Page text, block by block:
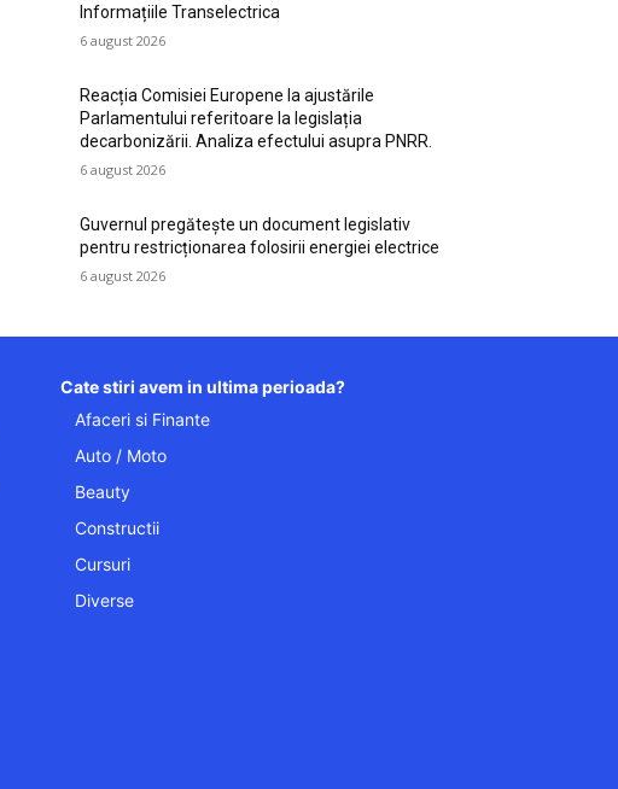
Informațiile Transelectrica
6 august 2026
Reacția Comisiei Europene la ajustările
Parlamentului referitoare la legislația
decarbonizării. Analiza efectului asupra PNRR.
6 august 2026
Guvernul pregătește un document legislativ
pentru restricționarea folosirii energiei electrice
6 august 2026
Cate stiri avem in ultima perioada?
Afaceri si Finante
Auto / Moto
Beauty
Constructii
Cursuri
Diverse